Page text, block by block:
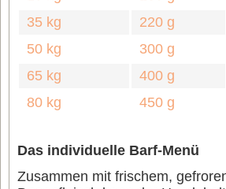
35 kg
220 g
50 kg
300 g
65 kg
400 g
80 kg
450 g
Das individuelle Barf-Menü
Zusammen mit frischem,